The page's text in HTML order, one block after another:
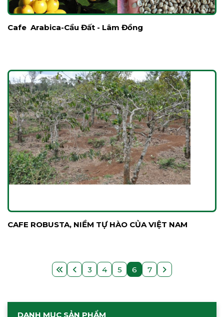
Cafe Arabica-Cầu Đất - Lâm Đồng
CAFE ROBUSTA, NIỀM TỰ HÀO CỦA VIỆT NAM
3 4 5 6 7
DANH MỤC SẢN PHẨM